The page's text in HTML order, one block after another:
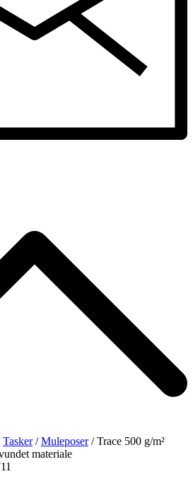
Tasker/Muleposer/ Trace 500 g/m²
materiale